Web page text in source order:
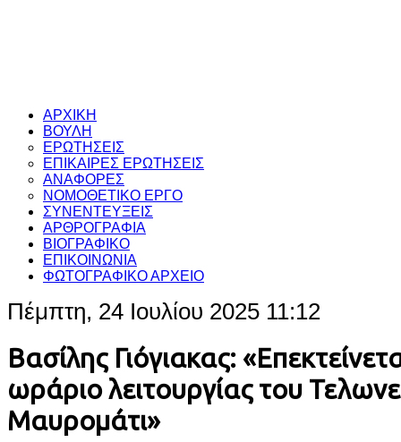
ΑΡΧΙΚΗ
ΒΟΥΛΗ
ΕΡΩΤΗΣΕΙΣ
ΕΠΙΚΑΙΡΕΣ ΕΡΩΤΗΣΕΙΣ
ΑΝΑΦΟΡΕΣ
ΝΟΜΟΘΕΤΙΚΟ ΕΡΓΟ
ΣΥΝΕΝΤΕΥΞΕΙΣ
ΑΡΘΡΟΓΡΑΦΙΑ
ΒΙΟΓΡΑΦΙΚΟ
ΕΠΙΚΟΙΝΩΝΙΑ
ΦΩΤΟΓΡΑΦΙΚΟ ΑΡΧΕΙΟ
Πέμπτη, 24 Ιουλίου 2025 11:12
Βασίλης Γιόγιακας:
ωράριο λειτουργίας του
Μαυρομάτι»